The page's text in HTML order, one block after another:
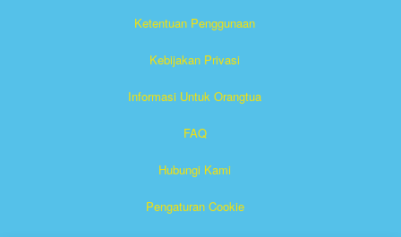
Ketentuan Penggunaan
Kebijakan Privasi
Informasi Untuk Orangtua
FAQ
Hubungi Kami
Pengaturan Cookie